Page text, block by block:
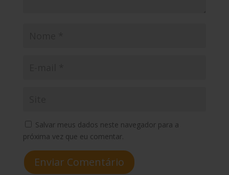
Salvar meus dados neste navegador para a
próxima vez que eu comentar.
Enviar Comentário